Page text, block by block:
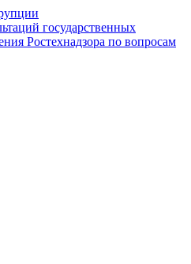
государственных
Ростехнадзора по вопросам